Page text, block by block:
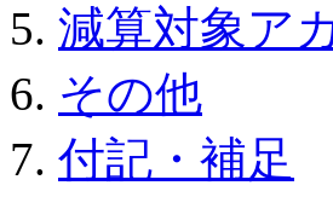
減算対象ア
その他
付記・補足